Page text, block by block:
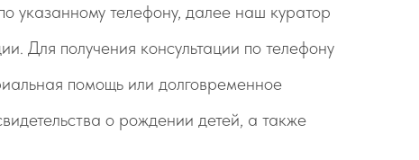
указанному телефону, далее наш куратор
Для получения консультации по телефону
помощь или долговременное
о рождении детей, а также